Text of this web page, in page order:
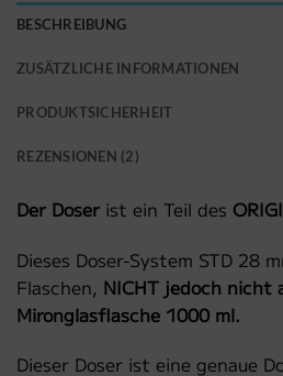
BESCHREIBUNG
ZUSÄTZLICHE INFORMATIONEN
PRODUKTSICHERHEIT
REZENSIONEN (2)
Der Doser ist ein Teil des
Dieses Doser-System STD 28
Flaschen, NICHT jedoch nicht
Mironglasflasche 1000 ml.
Dieser Doser ist eine genaue